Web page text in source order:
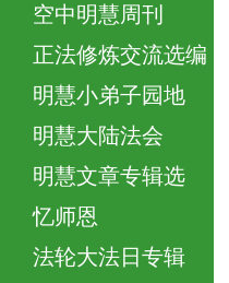
空中明慧周刊
正法修炼交流选编
明慧小弟子园地
明慧大陆法会
明慧文章专辑选
忆师恩
法轮大法日专辑